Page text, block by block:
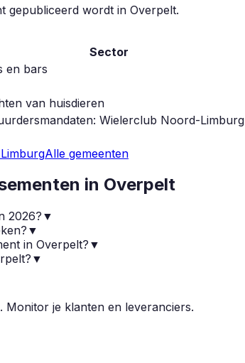
gepubliceerd wordt in Overpelt.
Sector
en bars
van huisdieren
Wielerclub Noord-Limburg
LimburgAlle gemeenten
in Overpelt
2026? ▼
▼
in Overpelt? ▼
▼
Monitor je klanten en leveranciers.